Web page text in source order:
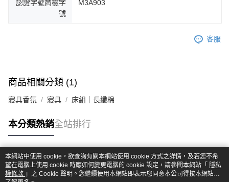
認證字號商檢字
號
M3A903
客服
商品相關分類 (1)
寢具香氛 寢具 床組｜長纖棉
本分類熱銷全站排行
熱門標籤
本網站中使用 cookie，欲查詢有關本網站使用 cookie 方式之詳情，及若您不希
望在電腦上使用 cookie 時應如何變更電腦的 cookie 設定，請參閱本網站「 隱私
權條款 」之 Cookie 聲明。您繼續使用本網站即表示您同意本公司得按本網站使